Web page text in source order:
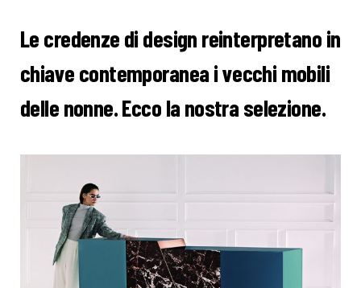
Le credenze di design reinterpretano in
chiave contemporanea i vecchi mobili
delle nonne. Ecco la nostra selezione.